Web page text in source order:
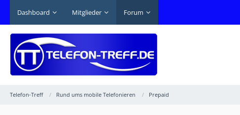
Dashboard Mitglieder Forum
Telefon-Treff Rund ums mobile Telefonieren Prepaid